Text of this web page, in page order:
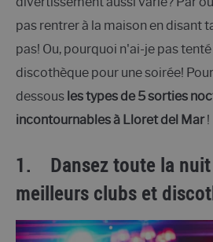
pas rentrer à la maison en disant
pas! Ou, pourquoi n'ai-je pas
discothèque pour une soirée!
dessous les types de 5 sorties
incontournables à Lloret del Mar!
1. Dansez toute la
meilleurs clubs et